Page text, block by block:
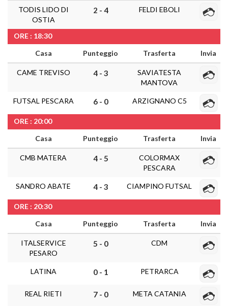
TODIS LIDO DI
OSTIA
2 - 4 FELDI EBOLI
ORE : 18:30
Casa
Punteggio Trasferta Invia
CAME TREVISO 4 - 3
SAVIATESTA
MANTOVA
FUTSAL PESCARA 6 - 0 ARZIGNANO C5
ORE : 20:00
Casa
Punteggio Trasferta Invia
CMB MATERA 4 - 5
COLORMAX
PESCARA
SANDRO ABATE 4 - 3 CIAMPINO FUTSAL
ORE : 20:30
Casa
Punteggio Trasferta Invia
ITALSERVICE
PESARO
5 - 0 CDM
LATINA 0 - 1 PETRARCA
REAL RIETI 7 - 0 META CATANIA